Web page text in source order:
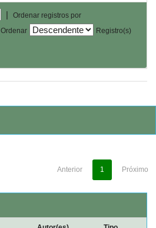
|
Ordenar registros por
Ordenar
Registro(s)
Anterior 1 Próximo